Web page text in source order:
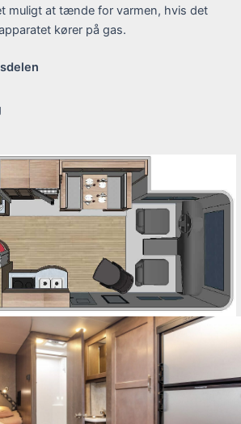
muligt at tænde for varmen, hvis det
kører på gas.